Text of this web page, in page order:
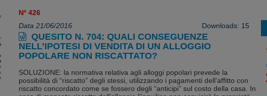
Nº 426
Data 21/06/2016
Downloads: 15
QUESITO N. 704: QUALI CONSEGUENZE
NELL’IPOTESI DI VENDITA DI UN ALLOGGIO
POPOLARE NON RISCATTATO?
SOLUZIONE: la normativa relativa agli alloggi popolari prevede la
possibilità di “riscatto” degli stessi, utilizzando i pagamenti dell’affitto con
riscatto concordato come se fossero degli “anticipi” sul costo della casa. In